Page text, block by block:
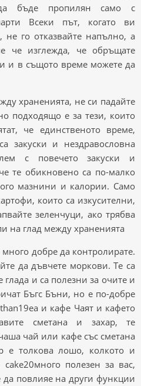
бъде пропилян само с
Всеки път, когато ви
го отказвайте напълно, а
че изглежда, че обръщате
и в същото време можете да
храненията, не си падайте
подходящо е за тези, които
че единственото време,
закуски и нездравословна
с повечето закуски и
те обикновено са по-малко
мазнини и калории. Само
които са изкусителни,
зеленчуци, ако трябва
на глад между храненията
добре да контролирате.
да дъвчете моркови. Те са
и са полезни за очите и
​​Бъгс Бъни, но е по-добре
и кафе Чаят и кафето
сметана и захар, те
чай или кафе със сметана
е толкова лошо, колкото и
полезен за вас,
повлияе на други функции